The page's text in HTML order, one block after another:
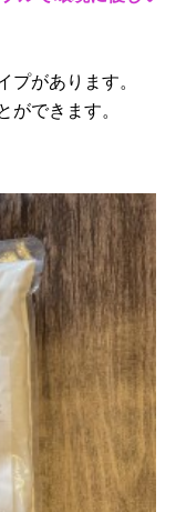
プがあります。
ができます。